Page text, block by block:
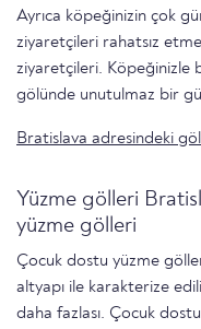
Ayrıca köpeğinizin çok
ziyaretçileri rahatsız
ziyaretçileri. Köpeğinizle
gölünde unutulmaz bir
Bratislava adresindeki
Yüzme gölleri
yüzme gölleri
Çocuk dostu yüzme
altyapı ile karakterize
daha fazlası. Çocuk